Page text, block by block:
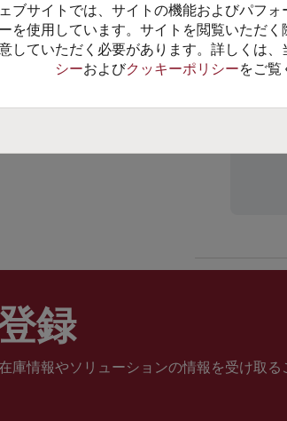
在
録
庫情報やソリューションの情報を受け取る
ブサイトでは、サイトの機能およびパフ
を使用しています。サイトを閲覧いただ
していただく必要があります。詳しくは、
シーおよびクッキーポリシーをご覧